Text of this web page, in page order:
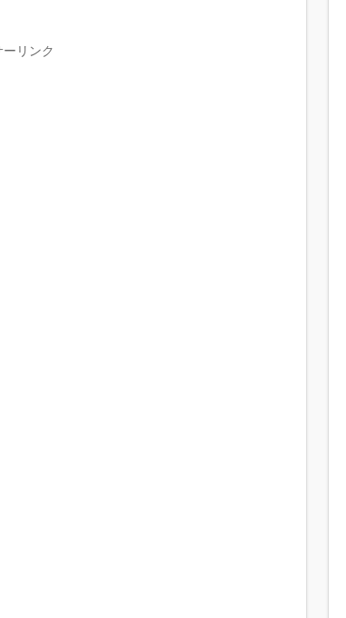
ーリンク